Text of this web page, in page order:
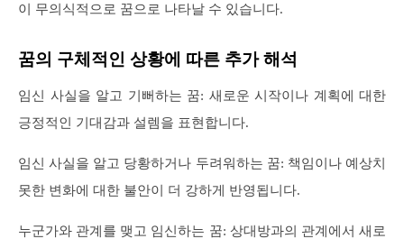
이 무의식적으로 꿈으로 나타날 수 있습니다.
꿈의 구체적인 상황에 따른 추가 해석
임신 사실을 알고 기뻐하는 꿈: 새로운 시작이나 계획에 대한
긍정적인 기대감과 설렘을 표현합니다.
임신 사실을 알고 당황하거나 두려워하는 꿈: 책임이나 예상치
못한 변화에 대한 불안이 더 강하게 반영됩니다.
누군가와 관계를 맺고 임신하는 꿈: 상대방과의 관계에서 새로